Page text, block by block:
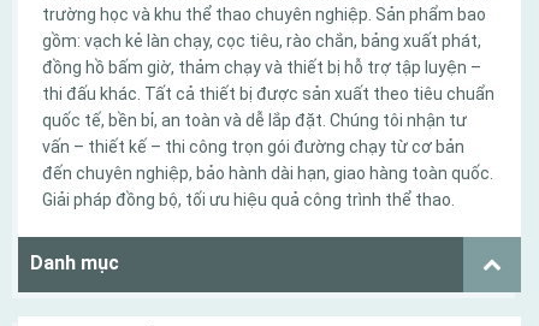
trường học và khu thể thao chuyên nghiệp. Sản phẩm bao
gồm: vạch kẻ làn chạy, cọc tiêu, rào chắn, bảng xuất phát,
đồng hồ bấm giờ, thảm chạy và thiết bị hỗ trợ tập luyện –
thi đấu khác. Tất cả thiết bị được sản xuất theo tiêu chuẩn
quốc tế, bền bỉ, an toàn và dễ lắp đặt. Chúng tôi nhận tư
vấn – thiết kế – thi công trọn gói đường chạy từ cơ bản
đến chuyên nghiệp, bảo hành dài hạn, giao hàng toàn quốc.
Giải pháp đồng bộ, tối ưu hiệu quả công trình thể thao.
Danh mục